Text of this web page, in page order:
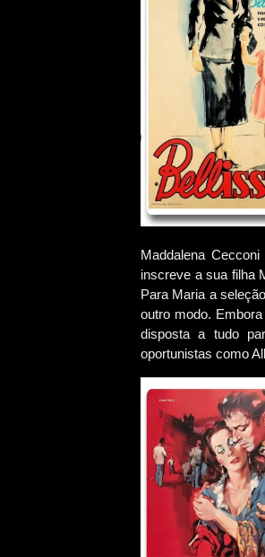
Maddalena
inscreve a sua filha
Para Maria a
outro modo.
disposta a tudo
oportunistas como